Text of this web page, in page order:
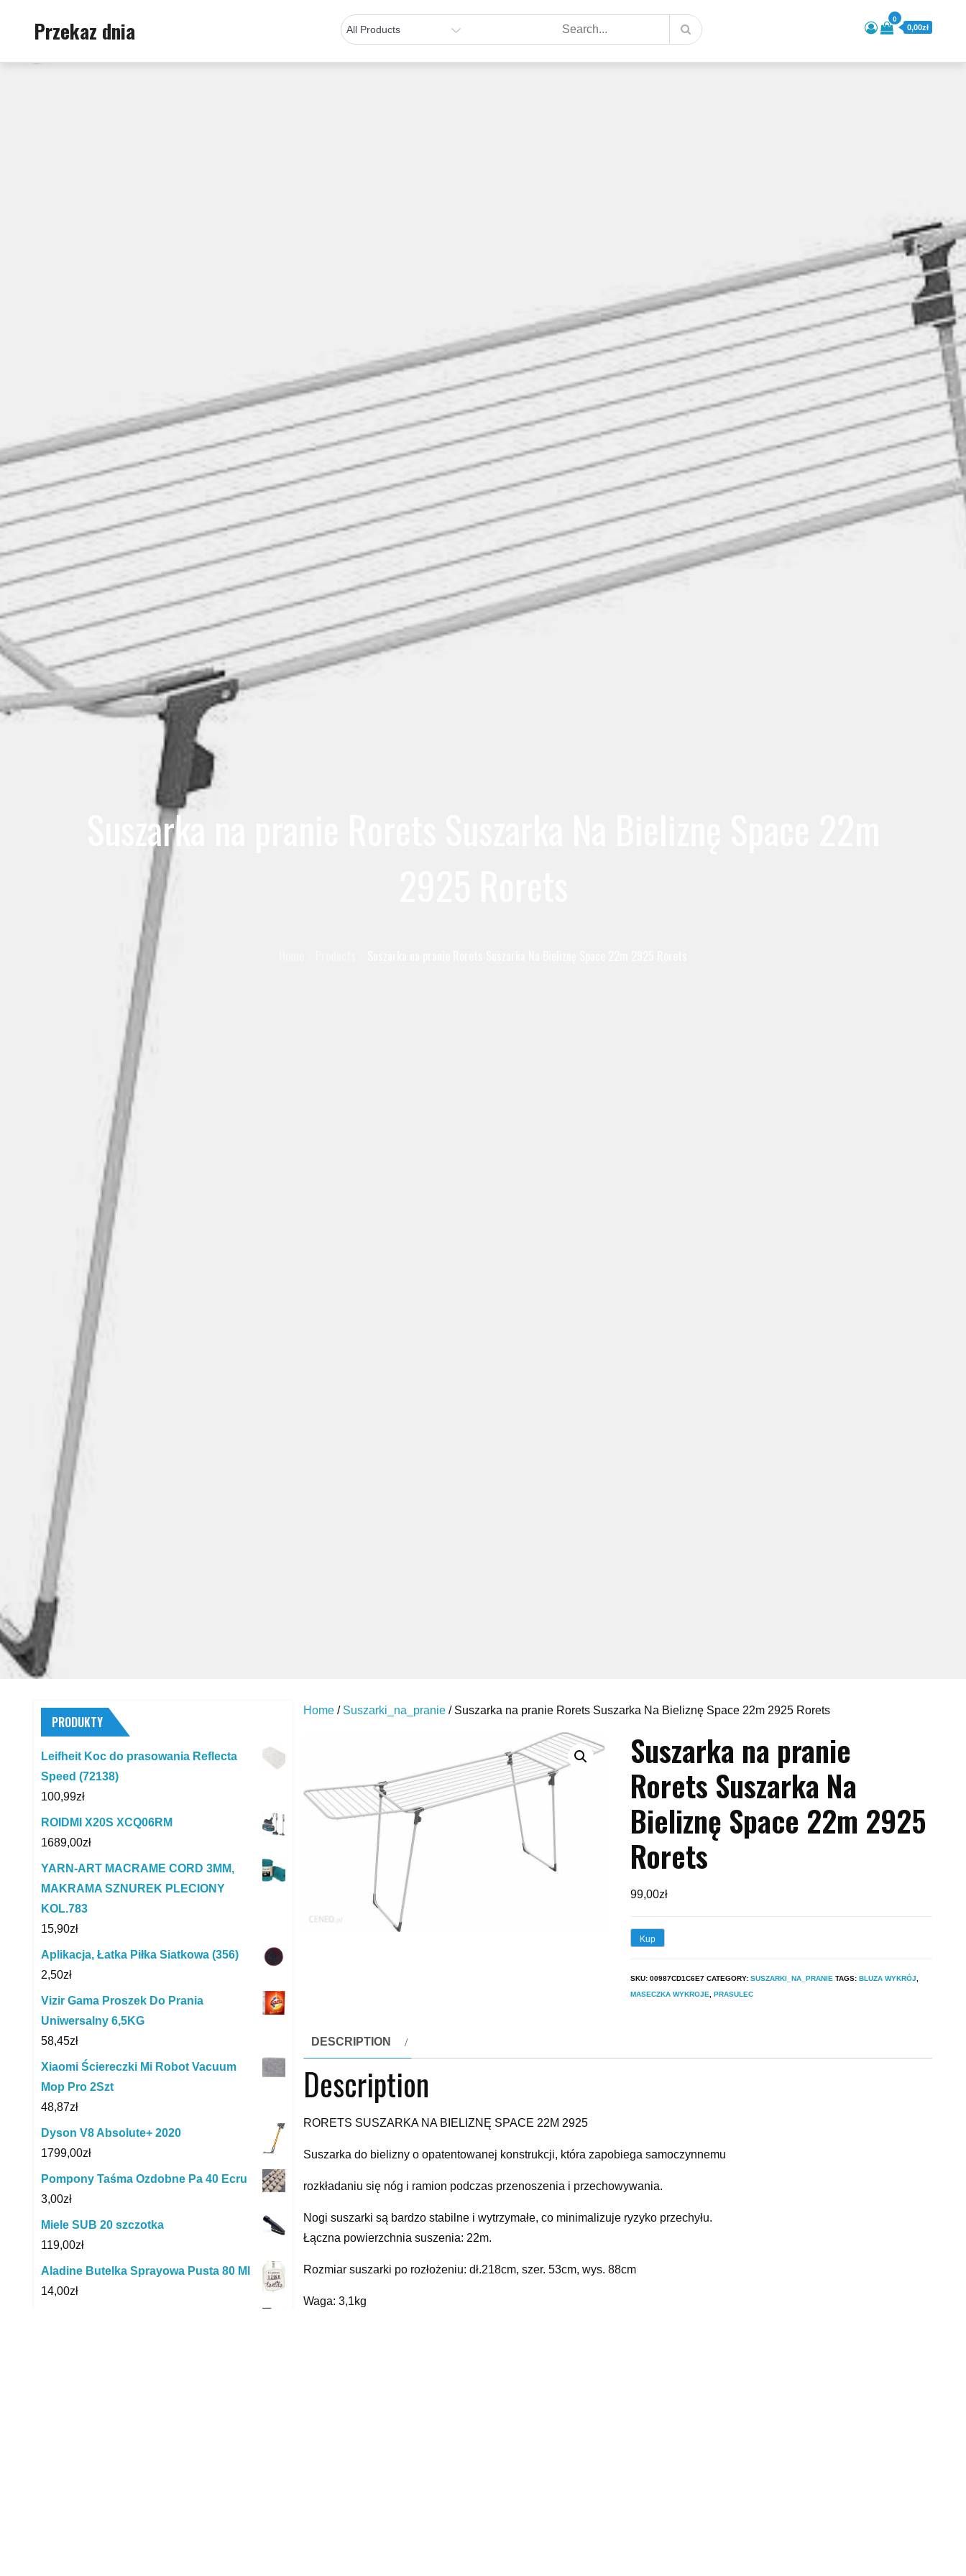
Przekaz dnia 0
0,00zł
Suszarka na pranie Rorets Suszarka Na Bieliznę Space 22m
Home / Suszarki_na_pranie / Suszarka na pranie Rorets Suszarka Na Bieliznę Space 22m 2925 Rorets
Suszarka na pranie
Rorets Suszarka Na
Bieliznę Space 22m 2925
Rorets
99,00zł
Kup
SKU: 00987CD1C6E7 CATEGORY: SUSZARKI_NA_PRANIE TAGS: BLUZA WYKRÓJ,
MASECZKA WYKROJE, PRASULEC
DESCRIPTION
Description
RORETS SUSZARKA NA BIELIZNĘ SPACE 22M 2925
Suszarka do bielizny o opatentowanej konstrukcji, która zapobiega samoczynnemu
rozkładaniu się nóg i ramion podczas przenoszenia i przechowywania.
Nogi suszarki są bardzo stabilne i wytrzymałe, co minimalizuje ryzyko przechyłu.
Łączna powierzchnia suszenia: 22m.
Rozmiar suszarki po rozłożeniu: dł.218cm, szer. 53cm, wys. 88cm
Waga: 3,1kg
PRODUKTY
Leifheit Koc do prasowania Reflecta
Speed (72138)
100,99zł
ROIDMI X20S XCQ06RM
1689,00zł
YARN-ART MACRAME CORD 3MM,
MAKRAMA SZNUREK PLECIONY
KOL.783
15,90zł
Aplikacja, Łatka Piłka Siatkowa (356)
2,50zł
Vizir Gama Proszek Do Prania
Uniwersalny 6,5KG
58,45zł
Xiaomi Ściereczki Mi Robot Vacuum
Mop Pro 2Szt
48,87zł
Dyson V8 Absolute+ 2020
1799,00zł
Pompony Taśma Ozdobne Pa 40 Ecru
3,00zł
Miele SUB 20 szczotka
119,00zł
Aladine Butelka Sprayowa Pusta 80 Ml
14,00zł